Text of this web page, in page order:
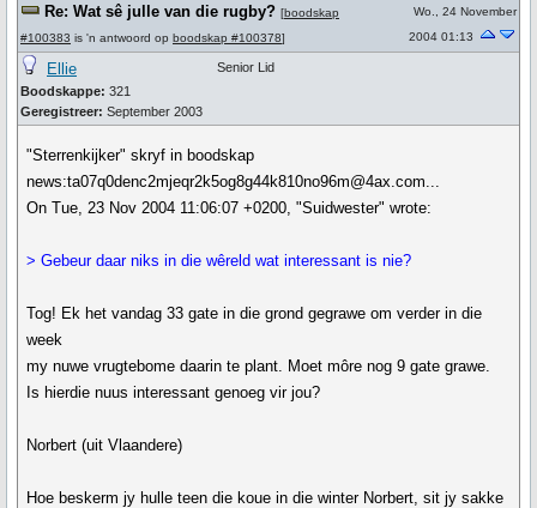
Re: Wat sê julle van die rugby? [boodskap
#100383 is 'n antwoord op boodskap #100378]
Wo., 24 November
2004 01:13
Ellie
Boodskappe: 321
Geregistreer: September 2003
Senior Lid
"Sterrenkijker" skryf in boodskap
news:ta07q0denc2mjeqr2k5og8g44k810no96m@4ax.com...
On Tue, 23 Nov 2004 11:06:07 +0200, "Suidwester" wrote:
> Gebeur daar niks in die wêreld wat interessant is nie?
Tog! Ek het vandag 33 gate in die grond gegrawe om verder in die
week
my nuwe vrugtebome daarin te plant. Moet môre nog 9 gate grawe.
Is hierdie nuus interessant genoeg vir jou?
Norbert (uit Vlaandere)
Hoe beskerm jy hulle teen die koue in die winter Norbert, sit jy sakke